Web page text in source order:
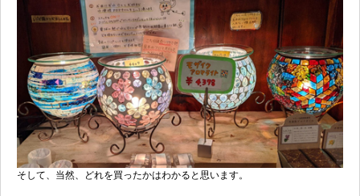
そして、当然、どれを買ったかはわかると思います。